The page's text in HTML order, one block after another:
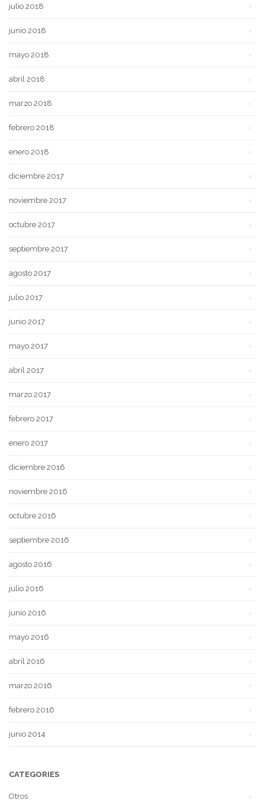
julio 2018
junio 2018
mayo 2018
abril 2018
marzo 2018
febrero 2018
enero 2018
diciembre 2017
noviembre 2017
octubre 2017
septiembre 2017
agosto 2017
julio 2017
junio 2017
mayo 2017
abril 2017
marzo 2017
febrero 2017
enero 2017
diciembre 2016
noviembre 2016
octubre 2016
septiembre 2016
agosto 2016
julio 2016
junio 2016
mayo 2016
abril 2016
marzo 2016
febrero 2016
junio 2014
CATEGORIES
Otros